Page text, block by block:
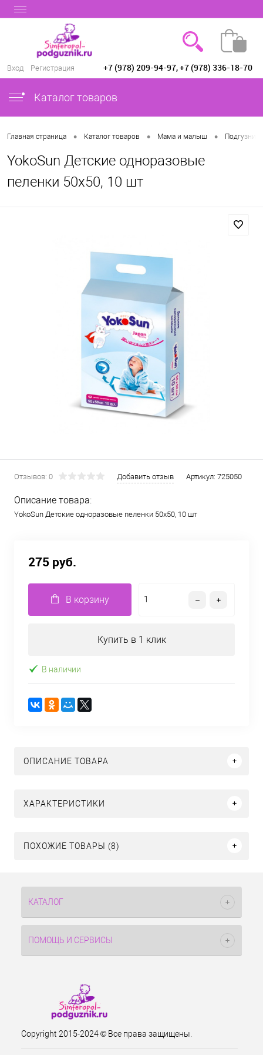
Вход Регистрация +7 (978) 209-94-97, +7 (978) 336-18-70
Каталог товаров
Главная страница • Каталог товаров • Мама и малыш •
YokoSun Детские одноразовые
пеленки 50х50, 10 шт
Отзывов: 0 Добавить отзыв Артикул: 725050
Описание товара:
YokoSun Детские одноразовые пеленки 50х50, 10 шт
275 руб.
В корзину
Купить в 1 клик
В наличии
ОПИСАНИЕ ТОВАРА
ХАРАКТЕРИСТИКИ
ПОХОЖИЕ ТОВАРЫ (8)
КАТАЛОГ
ПОМОЩЬ И СЕРВИСЫ
Copyright 2015-2024 © Все права защищены.